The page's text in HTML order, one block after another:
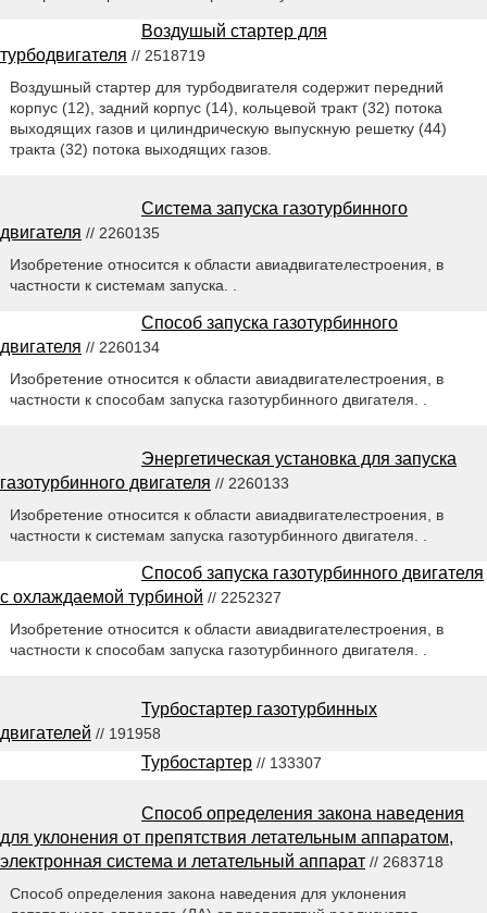
Воздушый стартер для
турбодвигателя // 2518719
Воздушный стартер для турбодвигателя содержит передний
корпус (12), задний корпус (14), кольцевой тракт (32) потока
выходящих газов и цилиндрическую выпускную решетку (44)
тракта (32) потока выходящих газов.
Система запуска газотурбинного
двигателя // 2260135
Изобретение относится к области авиадвигателестроения, в
частности к системам запуска. .
Способ запуска газотурбинного
двигателя // 2260134
Изобретение относится к области авиадвигателестроения, в
частности к способам запуска газотурбинного двигателя. .
Энергетическая установка для запуска
газотурбинного двигателя // 2260133
Изобретение относится к области авиадвигателестроения, в
частности к системам запуска газотурбинного двигателя. .
Способ запуска газотурбинного двигателя
с охлаждаемой турбиной // 2252327
Изобретение относится к области авиадвигателестроения, в
частности к способам запуска газотурбинного двигателя. .
Турбостартер газотурбинных
двигателей // 191958
Турбостартер // 133307
Способ определения закона наведения
для уклонения от препятствия летательным аппаратом,
электронная система и летательный аппарат // 2683718
Способ определения закона наведения для уклонения